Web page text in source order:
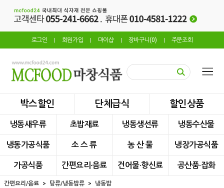
로그인 회원가입 마이샵 장바구니(0) 주문조회
박스할인 단체급식 할인상품
냉동새우류 초밥재료 냉동생선류 냉동수산물
냉동가공식품 소 스 류 농 산 물 냉장가공식품
가공식품 간편요리·음료 건어물·향신료 공산품·잡화
간편요리/음료 탕류/냉동밥류 냉동밥